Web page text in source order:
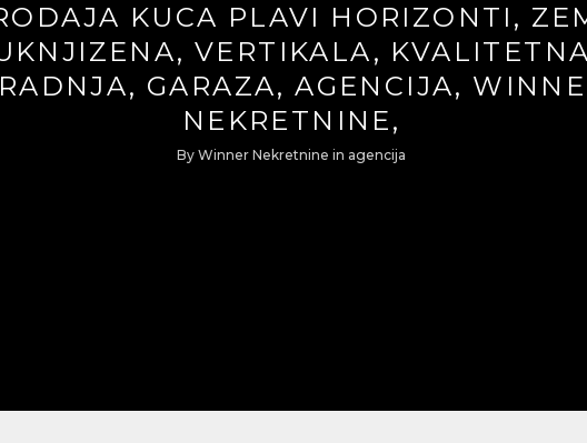
KUCA PLAVI HORIZONTI,
VERTIKALA, KVALITETNA
GARAZA, AGENCIJA,
NEKRETNINE,
By Winner Nekretnine in agencija